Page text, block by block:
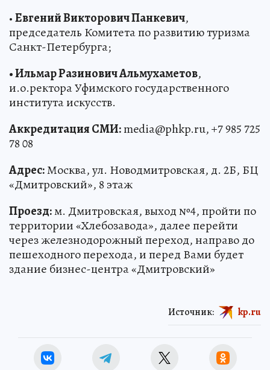
•Евгений Викторович Панкевич,
председатель Комитета по развитию туризма
Санкт-Петербурга;
• Ильмар Разинович Альмухаметов,
и.о.ректора Уфимского государственного
института искусств.
Аккредитация СМИ:media@phkp.ru, +7 985 725
78 08
Адрес:Москва, ул. Новодмитровская, д. 2Б, БЦ
«Дмитровский», 8 этаж
Проезд:м. Дмитровская, выход №4, пройти по
территории «Хлебозавода», далее перейти
через железнодорожный переход, направо до
пешеходного перехода, и перед Вами будет
здание бизнес-центра «Дмитровский»
Источник: kp.ru